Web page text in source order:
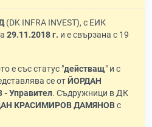
(DK INFRA INVEST), с ЕИК
29.11.2018 г. и е свързана с 19
е със статус "действащ" и с
се отЙОРДАН
Управител. Съдружници в ДК
КРАСИМИРОВ ДАМЯНОВс